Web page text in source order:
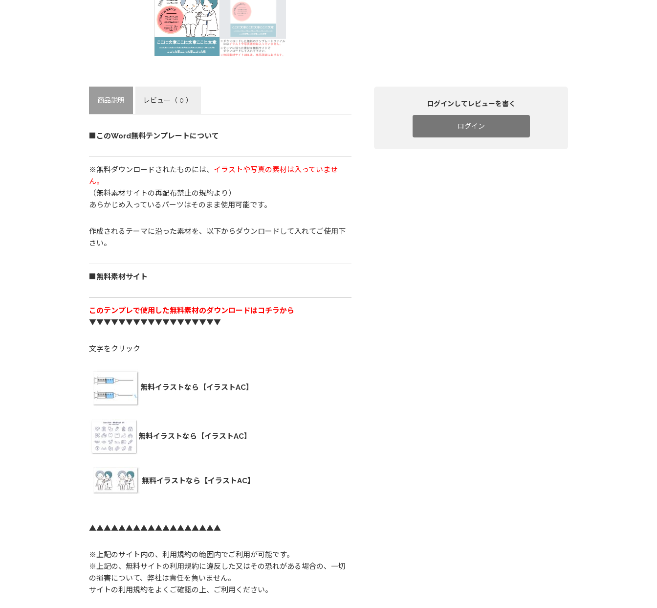
商品説明 レビュー （ 0 ）
■このWord無料テンプレートについて
※無料ダウンロードされたものには、 イラストや写真の素材は入っていませ
ん。
（無料素材サイトの再配布禁止の規約より）
あらかじめ入っているパーツはそのまま使用可能です。
作成されるテーマに沿った素材を、以下からダウンロードして入れてご使用下
さい。
■無料素材サイト
このテンプレで使用した無料素材のダウンロードはコチラから
▼▼▼▼▼▼▼▼▼▼▼▼▼▼▼▼▼▼
文字をクリック
無料イラストなら【イラストAC】
無料イラストなら【イラストAC】
無料イラストなら【イラストAC】
▲▲▲▲▲▲▲▲▲▲▲▲▲▲▲▲▲▲
※上記のサイト内の、利用規約の範囲内でご利用が可能です。
※上記の、無料サイトの利用規約に違反した又はその恐れがある場合の、一切
の損害について、弊社は責任を負いません。
サイトの利用規約をよくご確認の上、ご利用ください。
ログインしてレビューを書く
ログイン